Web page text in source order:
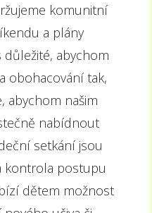
komunitní
a plány
důležité, abychom
obohacování tak,
abychom našim
nabídnout
setkání jsou
kontrola postupu
dětem možnost